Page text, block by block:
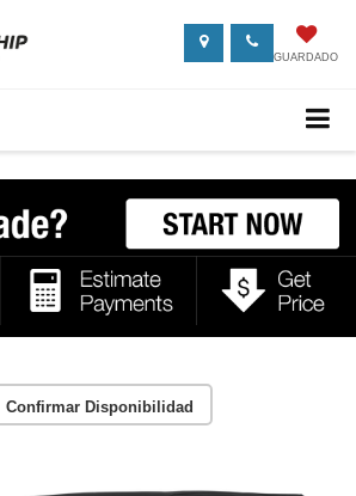
GUARDADO
Confirmar Disponibilidad